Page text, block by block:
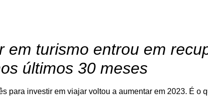
turismo entrou em
últimos 30 meses
para investir em viajar voltou a aumentar em 2023. É o